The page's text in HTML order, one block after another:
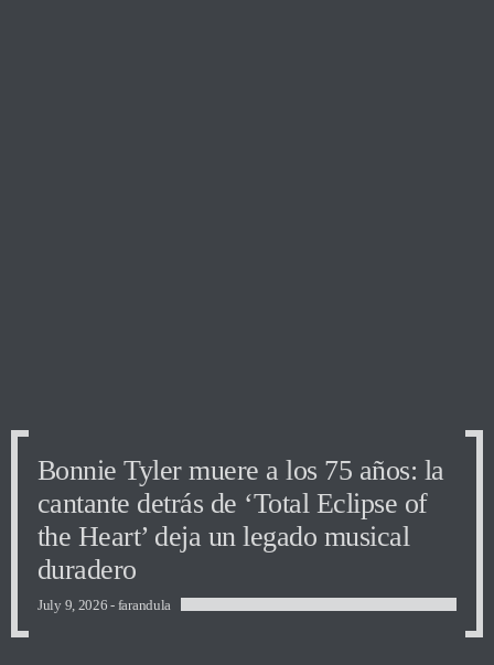
Bonnie Tyler muere a los 75 años: la
cantante detrás de ‘Total Eclipse of
the Heart’ deja un legado musical
duradero
July 9, 2026 - farandula